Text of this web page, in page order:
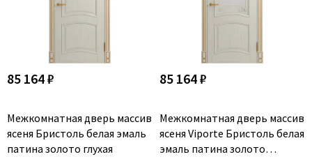
85 164 ₽
Межкомнатная дверь массив
ясеня Бристоль белая эмаль
патина золото глухая
85 164 ₽
Межкомнатная дверь массив
ясеня Viporte Бристоль белая
эмаль патина золото